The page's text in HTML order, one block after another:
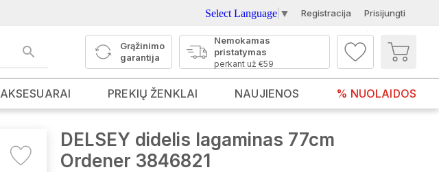
Select Language ▼ Registracija Prisijungti
Grąžinimo
garantija
Nemokamas
pristatymas
perkant už €59
AKSESUARAI PREKIŲ ŽENKLAI NAUJIENOS % NUOLAIDOS
DELSEY didelis lagaminas 77cm
Ordener 3846821